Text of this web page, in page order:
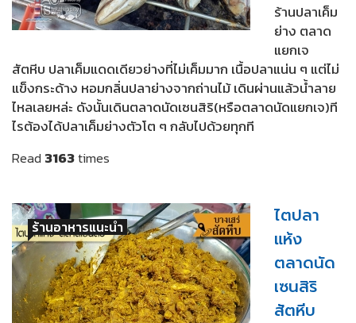
ร้านปลาเค็ม
ย่าง ตลาด
แยกเจ
สัตหีบ ปลาเค็มแดดเดียวย่างที่ไม่เค็มมาก เนื้อปลาแน่น ๆ แต่ไม่
แข็งกระด้าง หอมกลิ่นปลาย่างจากถ่านไม้ เดินผ่านแล้วน้ำลาย
ไหลเลยหล่ะ ดังนั้นเดินตลาดนัดเซนสิริ(หรือตลาดนัดแยกเจ)ที
ไรต้องได้ปลาเค็มย่างตัวโต ๆ กลับไปด้วยทุกที
Read 3163times
ร้านอาหารแนะนำ
ไตปลา
แห้ง
ตลาดนัด
เซนสิริ
สัตหีบ